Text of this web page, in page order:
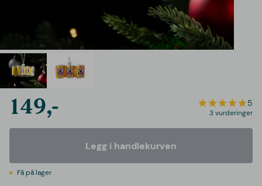
149,- 5
3 vurderinger
Legg i handlekurven
Få på lager